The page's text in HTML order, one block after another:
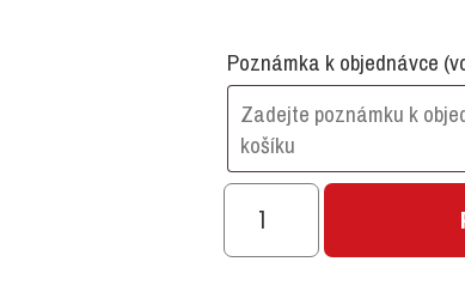
Poznámka k objednávce
Pexeso
dopravní